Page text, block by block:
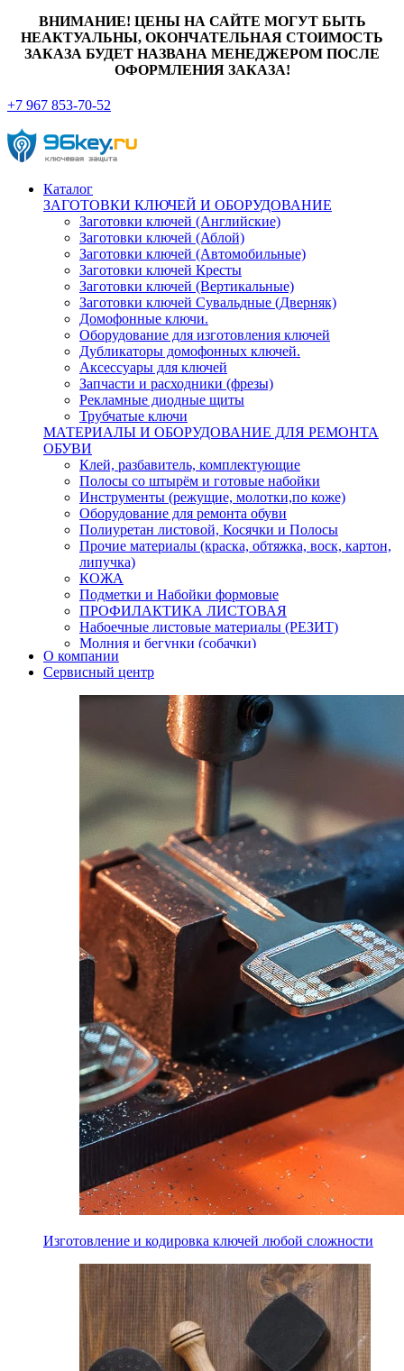
ВНИМАНИЕ! ЦЕНЫ НА САЙТЕ МОГУТ БЫТЬ
НЕАКТУАЛЬНЫ, ОКОНЧАТЕЛЬНАЯ СТОИМОСТЬ
ЗАКАЗА БУДЕТ НАЗВАНА МЕНЕДЖЕРОМ ПОСЛЕ
ОФОРМЛЕНИЯ ЗАКАЗА!
+7 967 853-70-52
Каталог
ЗАГОТОВКИ КЛЮЧЕЙ И ОБОРУДОВАНИЕ
Заготовки ключей (Английские)
Заготовки ключей (Аблой)
Заготовки ключей (Автомобильные)
Заготовки ключей Кресты
Заготовки ключей (Вертикальные)
Заготовки ключей Сувальдные (Дверняк)
Домофонные ключи.
Оборудование для изготовления ключей
Дубликаторы домофонных ключей.
Аксессуары для ключей
Запчасти и расходники (фрезы)
Рекламные диодные щиты
Трубчатые ключи
МАТЕРИАЛЫ И ОБОРУДОВАНИЕ ДЛЯ РЕМОНТА
ОБУВИ
Клей, разбавитель, комплектующие
Полосы со штырём и готовые набойки
Инструменты (режущие, молотки,по коже)
Оборудование для ремонта обуви
Полиуретан листовой, Косячки и Полосы
Прочие материалы (краска, обтяжка, воск, картон,
липучка)
КОЖА
Подметки и Набойки формовые
ПРОФИЛАКТИКА ЛИСТОВАЯ
Набоечные листовые материалы (РЕЗИТ)
Молния и бегунки (собачки)
Нитки,иглы-шило,крючки.
Уход и косметика для обуви
Кнопки (магнитые,кобурные)
Пряжки для ремня
О компании
Сервисный центр
Изготовление и кодировка ключей любой сложности